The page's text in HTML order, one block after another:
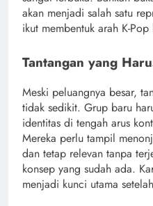
akan menjadi salah satu
ikut membentuk arah K-
Tantangan yang
Meski peluangnya besar,
tidak sedikit. Grup baru
identitas di tengah arus
Mereka perlu tampil
dan tetap relevan tanpa
konsep yang sudah ada.
menjadi kunci utama